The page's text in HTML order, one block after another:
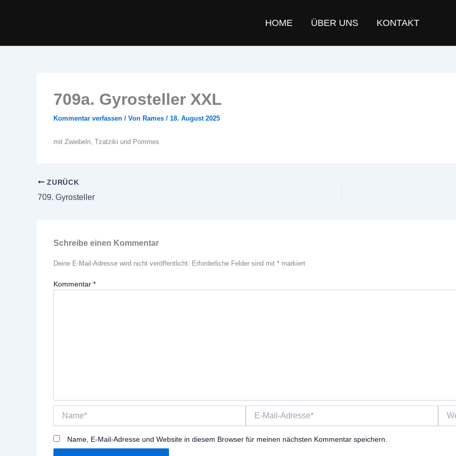
HOME ÜBER UNS KONTAKT
709a. Gyrosteller XXL
Kommentar verfassen / Von Rames / 18. August 2025
mit Zwiebeln, Tzatziki und Pommes
ZURÜCK
709. Gyrosteller
Schreibe einen Kommentar
Deine E-Mail-Adresse wird nicht veröffentlicht. Erforderliche Felder sind mit *markiert
Kommentar *
Mail-
Name, E-Mail-Adresse und Website in diesem Browser für meinen nächsten Kommentar speichern.